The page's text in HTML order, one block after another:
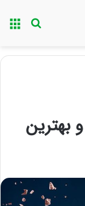
بهترین